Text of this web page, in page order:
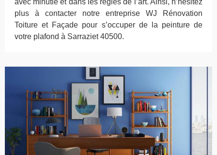
avec minutie et dans les règles de l’art. Ainsi, n’hésitez
plus à contacter notre entreprise WJ Rénovation
Toiture et Façade pour s’occuper de la peinture de
votre plafond à Sarraziet 40500.